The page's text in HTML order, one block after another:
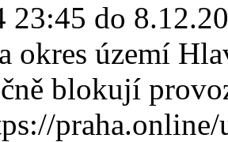
23:45 do
okres území
blokují
praha.online/